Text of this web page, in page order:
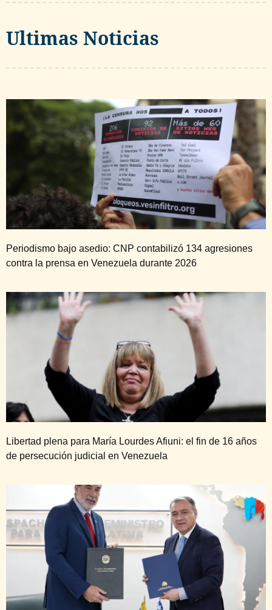
Ultimas Noticias
Periodismo bajo asedio: CNP contabilizó 134 agresiones
contra la prensa en Venezuela durante 2026
Libertad plena para María Lourdes Afiuni: el fin de 16 años
de persecución judicial en Venezuela